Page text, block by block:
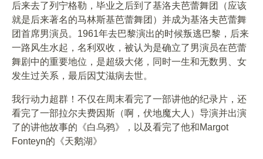
后来去了列宁格勒，毕业之后到了基洛夫芭蕾舞团（应该
就是后来著名的马林斯基芭蕾舞团）并成为基洛夫芭蕾舞
团首席男演员。1961年去巴黎演出的时候叛逃巴黎，后来
一路风生水起，名利双收，被认为是确立了男演员在芭蕾
舞剧中的重要地位，是超级大佬，同时一生和无数男、女
发生过关系，最后因艾滋病去世。
我行动力超群！不仅在周末看完了一部讲他的纪录片，还
看完了一部拉尔夫费因斯（啊，伏地魔大人）导演并出演
了的讲他故事的《白乌鸦》，以及看完了他和Margot
Fonteyn的《天鹅湖》